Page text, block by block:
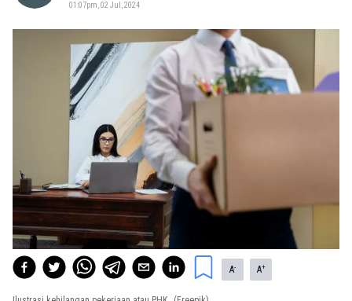
01:07pm, 02 Jul, 2024
A- A+